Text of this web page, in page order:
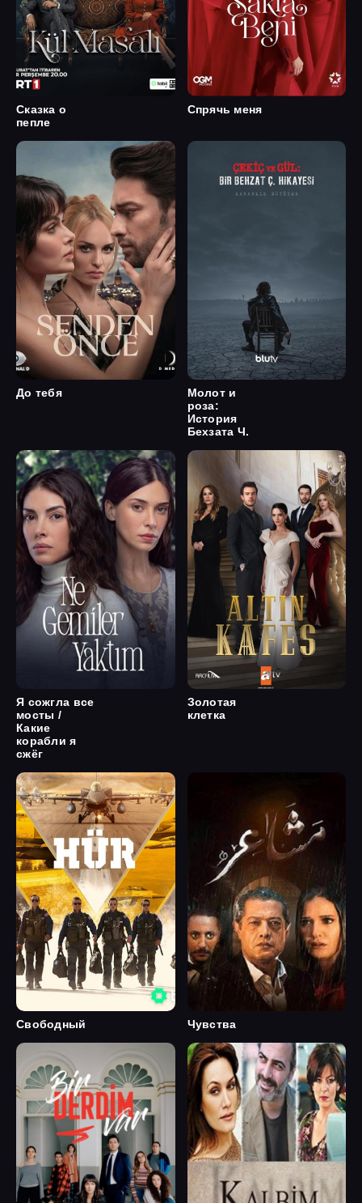
Сказка о
пепле
Спрячь меня
До тебя
Молот и
роза:
История
Бехзата Ч.
Я сожгла все
мосты /
Какие
корабли я
сжёг
Золотая
клетка
Свободный Чувства